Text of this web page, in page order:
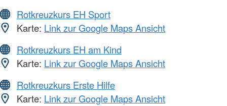
Rotkreuzkurs EH Sport
Karte: Link zur Google Maps Ansicht
Rotkreuzkurs EH am Kind
Karte: Link zur Google Maps Ansicht
Rotkreuzkurs Erste Hilfe
Karte: Link zur Google Maps Ansicht